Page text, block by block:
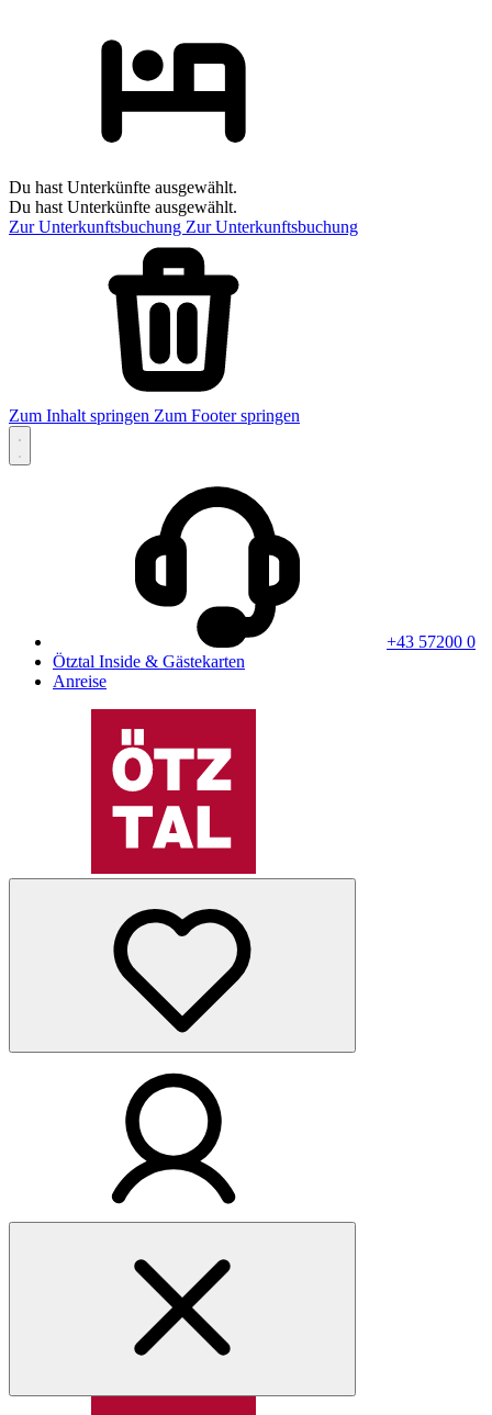
Du hast Unterkünfte ausgewählt.
Du hast Unterkünfte ausgewählt.
Zur Unterkunftsbuchung Zur Unterkunftsbuchung
Zum Inhalt springen Zum Footer springen
+43 57200 0
Ötztal Inside & Gästekarten
Anreise